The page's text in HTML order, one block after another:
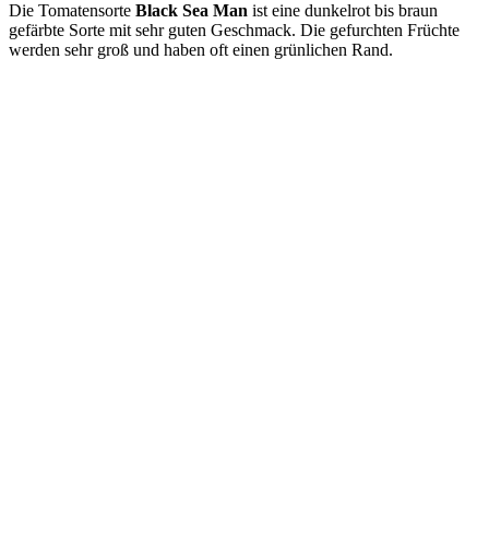
Die Tomatensorte Black Sea Man ist eine dunkelrot bis braun
gefärbte Sorte mit sehr guten Geschmack. Die gefurchten Früchte
werden sehr groß und haben oft einen grünlichen Rand.